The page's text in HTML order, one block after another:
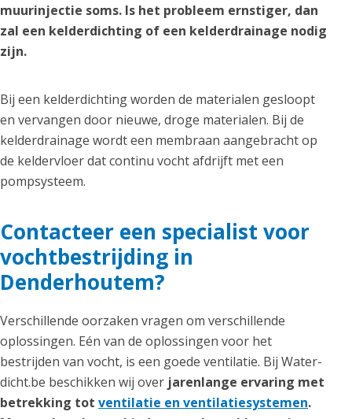
muurinjectie soms. Is het probleem ernstiger, dan
zal een kelderdichting of een kelderdrainage nodig
zijn.
Bij een kelderdichting worden de materialen gesloopt
en vervangen door nieuwe, droge materialen. Bij de
kelderdrainage wordt een membraan aangebracht op
de keldervloer dat continu vocht afdrijft met een
pompsysteem.
Contacteer een specialist voor
vochtbestrijding in
Denderhoutem?
Verschillende oorzaken vragen om verschillende
oplossingen. Eén van de oplossingen voor het
bestrijden van vocht, is een goede ventilatie. Bij Water-
dicht.be beschikken wij over jarenlange ervaring met
betrekking tot ventilatie en ventilatiesystemen.